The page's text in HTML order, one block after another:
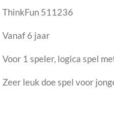
ThinkFun 511236
Vanaf 6 jaar
Voor 1 speler, logica spel
Zeer leuk doe spel voor